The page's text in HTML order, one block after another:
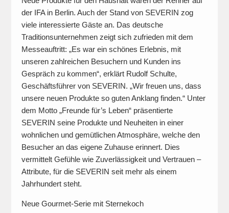
der IFA in Berlin. Auch der Stand von SEVERIN zog
viele interessierte Gäste an. Das deutsche
Traditionsunternehmen zeigt sich zufrieden mit dem
Messeauftritt: „Es war ein schönes Erlebnis, mit
unseren zahlreichen Besuchern und Kunden ins
Gespräch zu kommen“, erklärt Rudolf Schulte,
Geschäftsführer von SEVERIN. „Wir freuen uns, dass
unsere neuen Produkte so guten Anklang finden.“ Unter
dem Motto „Freunde für’s Leben“ präsentierte
SEVERIN seine Produkte und Neuheiten in einer
wohnlichen und gemütlichen Atmosphäre, welche den
Besucher an das eigene Zuhause erinnert. Dies
vermittelt Gefühle wie Zuverlässigkeit und Vertrauen –
Attribute, für die SEVERIN seit mehr als einem
Jahrhundert steht.
Neue Gourmet-Serie mit Sternekoch